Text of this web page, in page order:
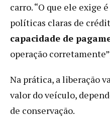
carro. “O que ele exige
políticas claras de
capacidade de
operação
Na prática, a liberação
valor do veículo,
de conservação.